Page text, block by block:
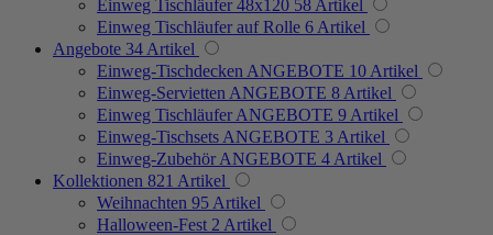
Einweg Tischläufer 48x120 58 Artikel
Einweg Tischläufer auf Rolle 6 Artikel
Angebote 34 Artikel
Einweg-Tischdecken ANGEBOTE 10 Artikel
Einweg-Servietten ANGEBOTE 8 Artikel
Einweg Tischläufer ANGEBOTE 9 Artikel
Einweg-Tischsets ANGEBOTE 3 Artikel
Einweg-Zubehör ANGEBOTE 4 Artikel
Kollektionen 821 Artikel
Weihnachten 95 Artikel
Halloween-Fest 2 Artikel